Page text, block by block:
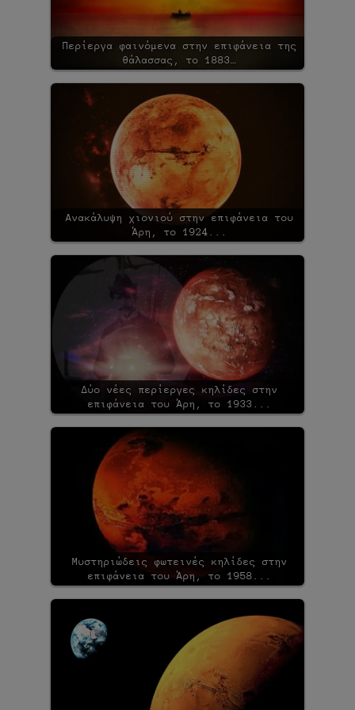
Περίεργα φαινόμενα στην επιφάνεια της
θάλασσας, το 1883…
Ανακάλυψη χιονιού στην επιφάνεια του
Άρη, το 1924...
Δύο νέες περίεργες κηλίδες στην
επιφάνεια του Άρη, το 1933...
Μυστηριώδεις φωτεινές κηλίδες στην
επιφάνεια του Άρη, το 1958...